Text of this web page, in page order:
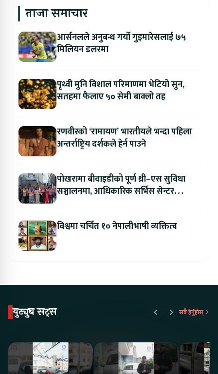
ताजा समाचार
आर्सनलले अनुबन्ध गर्यो गुइमारेसलाई ७५
मिलियन डलरमा
पृथ्वी मुनि विशाल परिमाणमा भेटियो सुन,
सतहमा फैलाए ५० सेमी बाक्लो तह
रणवीरको ‘रामायण’ भारतीयले भन्दा पहिला
अन्तर्राष्ट्रिय दर्शकले हेर्न पाउने
पोखरामा बीवाइडीको पूर्ण थ्री–एस सुविधा
सञ्चालनमा, आधिकारिक सर्भिस सेन्टर
विश्वमा चर्चित १० नेपालीभाषी व्यक्तित्व
युट्युब सट्स सबै हेर्नुहोस्